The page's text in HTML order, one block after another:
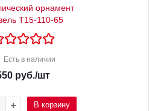
орнамент
Т15-110-65
Есть в наличии
руб./шт
В корзину